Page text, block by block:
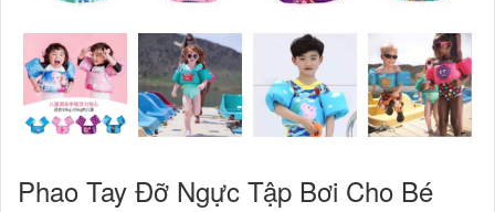
Phao Tay Đỡ Ngực Tập Bơi Cho Bé